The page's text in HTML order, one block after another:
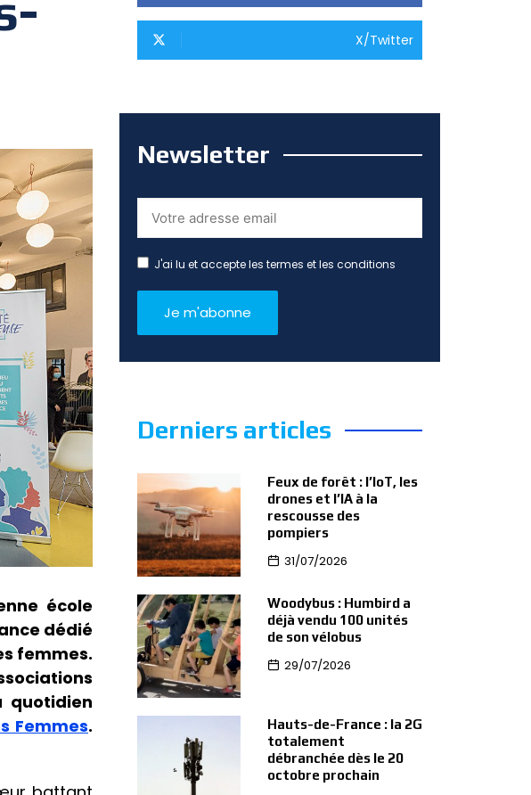
école
dédié
femmes.
quotidien
Femmes.
X/Twitter
Newsletter
J'ai lu et accepte les termes et les conditions
Derniers articles
Feux de forêt : l’IoT, les
drones et l’IA à la
rescousse des
pompiers
31/07/2026
Woodybus : Humbird a
déjà vendu 100 unités
de son vélobus
29/07/2026
Hauts-de-France : la 2G
totalement
débranchée dès le 20
octobre prochain